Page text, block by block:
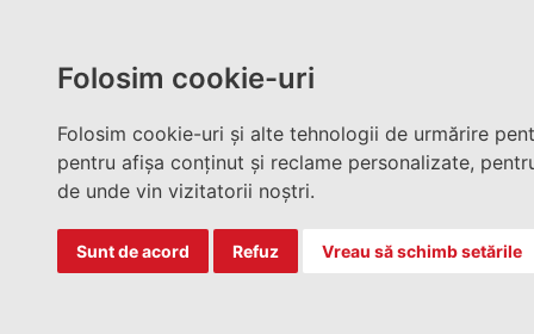
Folosim cookie-uri
Folosim cookie-uri și alte tehnologii de urmărire
pentru afișa conținut și reclame personalizate,
de unde vin vizitatorii noștri.
Sunt de acord Refuz Vreau să schimb setările